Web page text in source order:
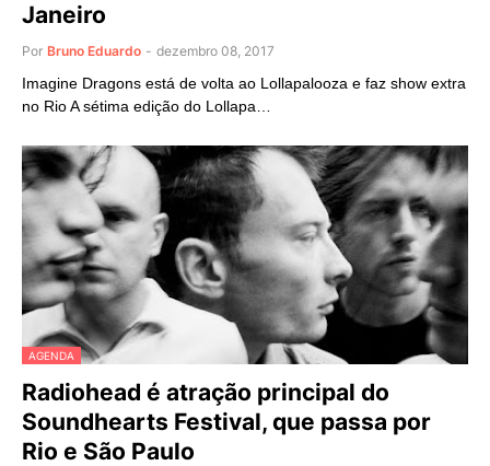
Janeiro
Por Bruno Eduardo - dezembro 08, 2017
Imagine Dragons está de volta ao Lollapalooza e faz show extra
no Rio A sétima edição do Lollapa…
AGENDA
Radiohead é atração principal do
Soundhearts Festival, que passa por
Rio e São Paulo